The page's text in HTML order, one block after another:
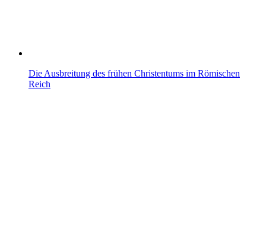
Die Ausbreitung des frühen Christentums im Römischen
Reich